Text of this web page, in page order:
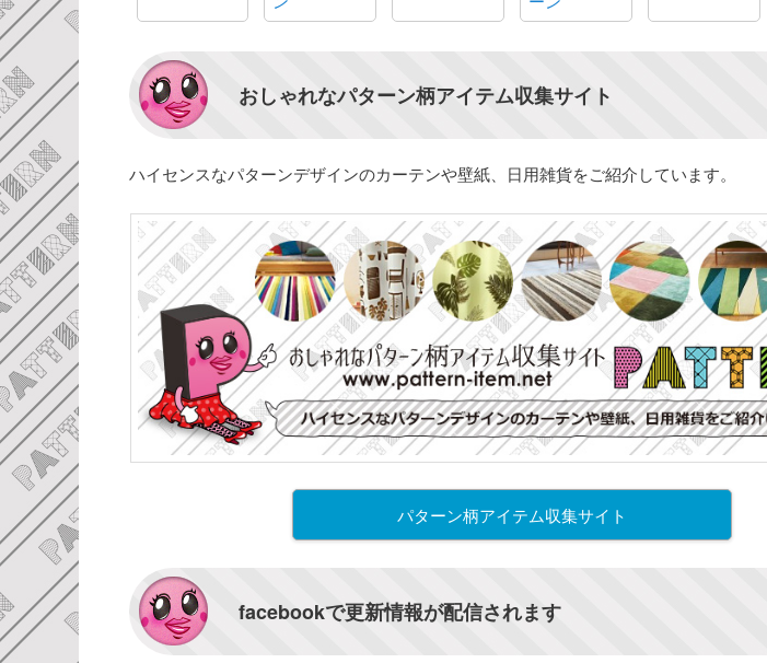
おしゃれなパターン柄アイテム収集サイト
ハイセンスなパターンデザインのカーテンや壁紙、日用雑貨をご紹介しています。
パターン柄アイテム収集サイト
facebookで更新情報が配信されます